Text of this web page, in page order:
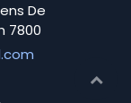
De
7800